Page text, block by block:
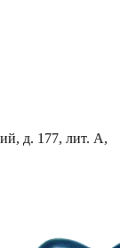
д. 177, лит. А,